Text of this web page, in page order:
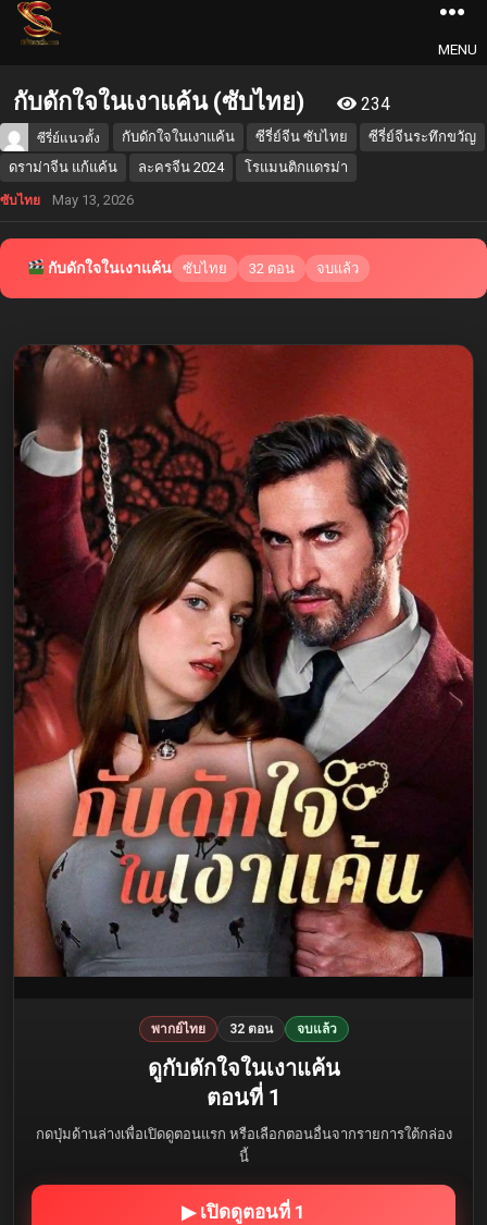
MENU
กับดักใจในเงาแค้น (ซับไทย) 234
ซีรี่ย์แนวตั้ง กับดักใจในเงาแค้น ซีรี่ย์จีน ซับไทย
ซีรี่ย์จีนระทึกขวัญ
ดราม่าจีน แก้แค้น
ละครจีน 2024 โรแมนติกแดรม่า
ซับไทย May 13, 2026
กับดักใจในเงาแค้น ซับไทย 32 ตอน จบแล้ว
พากย์ไทย 32 ตอน จบแล้ว
ดูกับดักใจในเงาแค้น
ตอนที่ 1
กดปุ่มด้านล่างเพื่อเปิดดูตอนแรก หรือเลือกตอนอื่นจากรายการใต้กล่อง
นี้
▶ เปิดดูตอนที่ 1